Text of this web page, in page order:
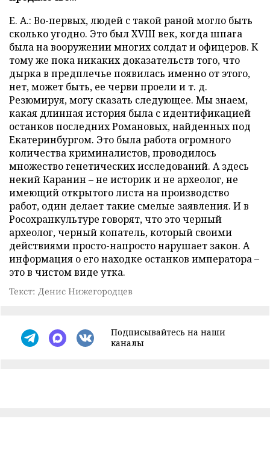
Е. А.: Во-первых, людей с такой раной могло быть
сколько угодно. Это был XVIII век, когда шпага
была на вооружении многих солдат и офицеров. К
тому же пока никаких доказательств того, что
дырка в предплечье появилась именно от этого,
нет, может быть, ее черви проели и т. д.
Резюмируя, могу сказать следующее. Мы знаем,
какая длинная история была с идентификацией
останков последних Романовых, найденных под
Екатеринбургом. Это была работа огромного
количества криминалистов, проводилось
множество генетических исследований. А здесь
некий Каранин – не историк и не археолог, не
имеющий открытого листа на производство
работ, один делает такие смелые заявления. И в
Росохранкультуре говорят, что это черный
археолог, черный копатель, который своими
действиями просто-напросто нарушает закон. А
информация о его находке останков императора –
это в чистом виде утка.
Текст: Денис Нижегородцев
Подписывайтесь на наши
каналы